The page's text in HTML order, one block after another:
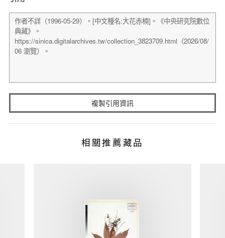
複製引用資訊
相關推薦藏品